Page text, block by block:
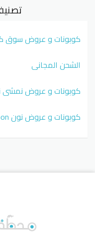
كوبونات و عروض سوق
الشحن المجاني
كوبونات و عروض نمشي Namshi
كوبونات و عروض نون Noon